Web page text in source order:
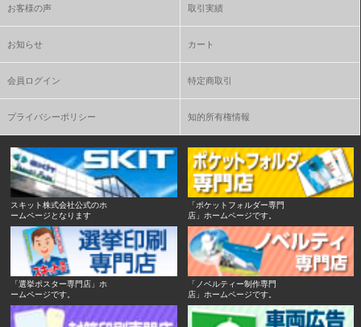
お客様の声 取引実績
お知らせ カート
会員ログイン 特定商取引
プライバシーポリシー 知的所有権情報
スキット株式会社公式のホ
ームページとなります
「ポケットフォルダー専門
店」ホームページです。
「選挙ポスター専門店」ホ
ームページです。
「ノベルティー制作専門
店」ホームページです。